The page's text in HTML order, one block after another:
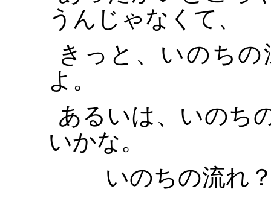
うんじゃなくて、
きっと、いのち
よ。
あるいは、いのち
いかな。
いのちの流れ